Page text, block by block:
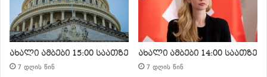
ახალი ამბები 15:00 საათზე
7 დღის წინ
ახალი ამბები 14:00 საათზე
7 დღის წინ